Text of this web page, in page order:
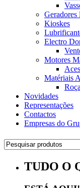
Geradores
Kioskes
Electro
Motores
Matériais
Novidades
Representações
Contactos
Empresas do
TUDO O